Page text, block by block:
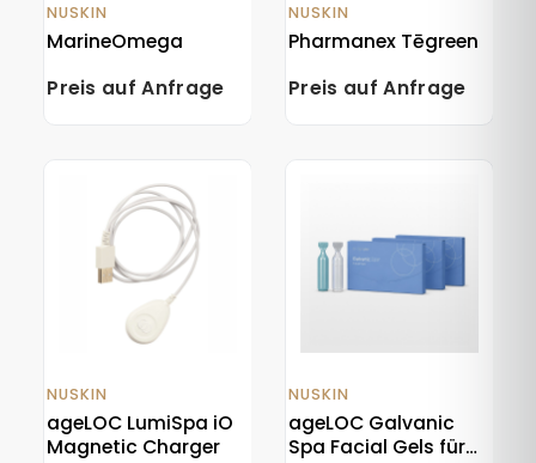
NUSKIN
MarineOmega
Preis auf Anfrage
NUSKIN
Pharmanex Tēgreen
Preis auf Anfrage
NUSKIN
ageLOC LumiSpa iO
Magnetic Charger
NUSKIN
ageLOC Galvanic
Spa Facial Gels für